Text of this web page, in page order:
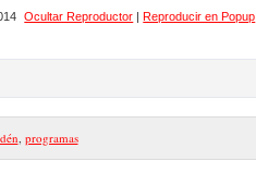
Ocultar Reproductor |Reproducir en Popup
programas